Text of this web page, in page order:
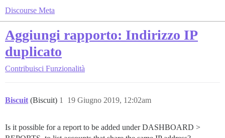
Discourse Meta
Aggiungi rapporto: Indirizzo IP
duplicato
Contribuisci Funzionalità
Biscuit (Biscuit) 19 Giugno 2019, 12:02am
1
Is it possible for a report to be added under DASHBOARD >